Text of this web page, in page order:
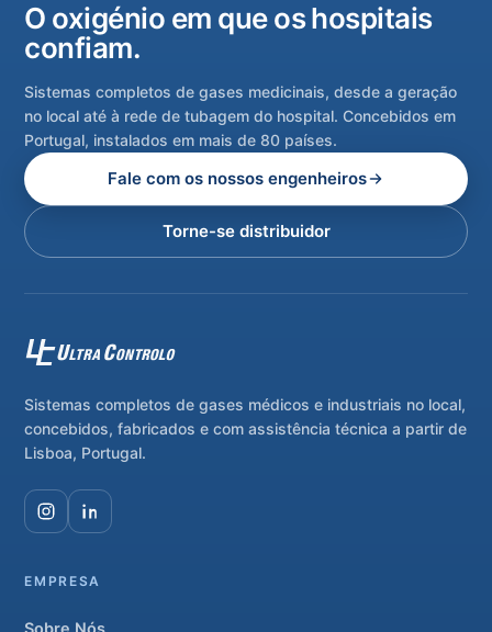
O oxigénio em que os hospitais
confiam.
Sistemas completos de gases medicinais, desde a geração
no local até à rede de tubagem do hospital. Concebidos em
Portugal, instalados em mais de 80 países.
Fale com os nossos engenheiros
Torne-se distribuidor
Sistemas completos de gases médicos e industriais no local,
concebidos, fabricados e com assistência técnica a partir de
Lisboa, Portugal.
EMPRESA